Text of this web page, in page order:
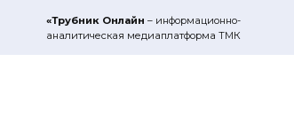
«Трубник Онлайн – информационно-
аналитическая медиаплатформа ТМК